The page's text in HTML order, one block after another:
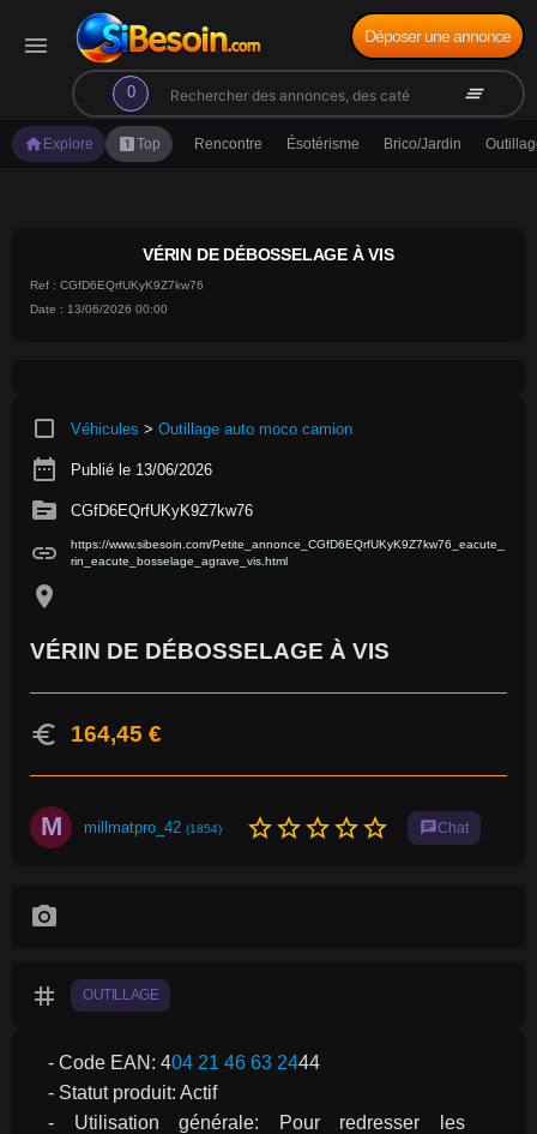
menu
0
search clear_all
Déposer une annonce
home Explore looks_oneTop Rencontre Ésotérisme Brico/Jardin
VÉRIN DE DÉBOSSELAGE À VIS
Ref : CGfD6EQrfUKyK9Z7kw76
Date : 13/06/2026 00:00
crop_square Véhicules > Outillage auto moco camion
date_range Publié le 13/06/2026
source CGfD6EQrfUKyK9Z7kw76
link
https://www.sibesoin.com/Petite_annonce_CGfD6EQrfUKyK9Z7kw76_eacute_
rin_eacute_bosselage_agrave_vis.html
location_on
VÉRIN DE DÉBOSSELAGE À VIS
euro 164,45 €
M millmatpro_42 (1854) star_borderstar_borderstar_borderstar_borderstar_border chatChat
photo_camera
tag OUTILLAGE
- Code EAN: 404 21 46 63 2444
- Statut produit: Actif
- Utilisation générale: Pour redresser les